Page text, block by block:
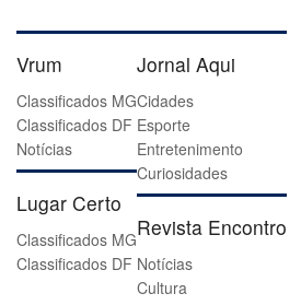
Vrum
Classificados MG
Classificados DF
Notícias
Lugar Certo
Classificados MG
Classificados DF
Jornal Aqui
Cidades
Esporte
Entretenimento
Curiosidades
Revista Encontro
Notícias
Cultura